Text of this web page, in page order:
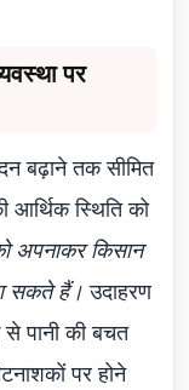
पर
बढ़ाने तक सीमित
आर्थिक स्थिति को
अपनाकर किसान
सकते हैं। उदाहरण
पानी की बचत
पर होने